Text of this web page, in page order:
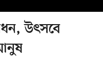
উৎসবে